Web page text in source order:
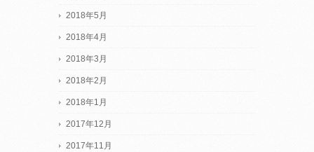
2018年5月
2018年4月
2018年3月
2018年2月
2018年1月
2017年12月
2017年11月